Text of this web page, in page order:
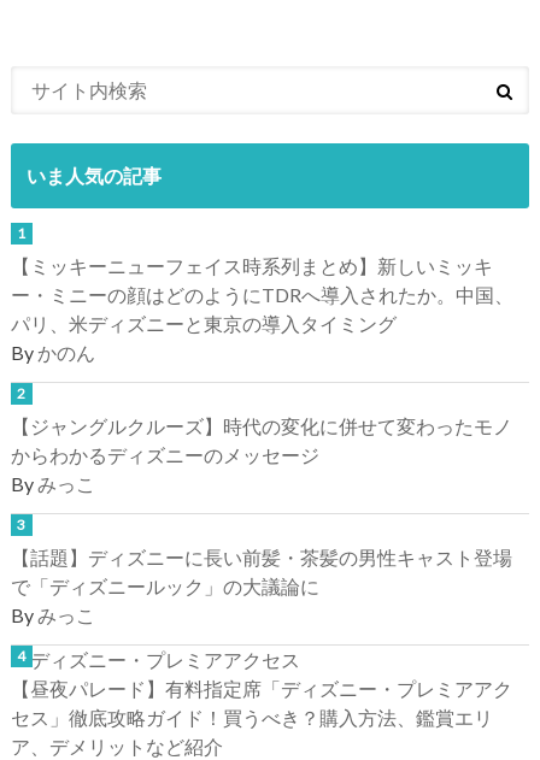
いま人気の記事
【ミッキーニューフェイス時系列まとめ】新しいミッキ
ー・ミニーの顔はどのようにTDRへ導入されたか。中国、
パリ、米ディズニーと東京の導入タイミング
Byかのん
【ジャングルクルーズ】時代の変化に併せて変わったモノ
からわかるディズニーのメッセージ
Byみっこ
【話題】ディズニーに長い前髪・茶髪の男性キャスト登場
で「ディズニールック」の大議論に
Byみっこ
【昼夜パレード】有料指定席「ディズニー・プレミアアク
セス」徹底攻略ガイド！買うべき？購入方法、鑑賞エリ
ア、デメリットなど紹介